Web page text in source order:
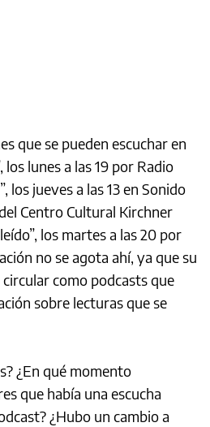
que se pueden escuchar en
lunes a las 19 por Radio
los jueves a las 13 en Sonido
Centro Cultural Kirchner
los martes a las 20 por
no se agota ahí, ya que su
como podcasts que
sobre lecturas que se
¿En qué momento
que había una escucha
¿Hubo un cambio a